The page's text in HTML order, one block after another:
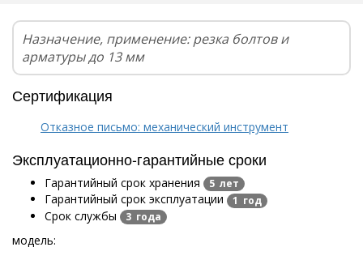
Назначение, применение: резка болтов и
арматуры до 13 мм
Сертификация
Отказное письмо: механический инструмент
Эксплуатационно-гарантийные сроки
Гарантийный срок хранения 5 лет
Гарантийный срок эксплуатации 1 год
Срок службы 3 года
модель: